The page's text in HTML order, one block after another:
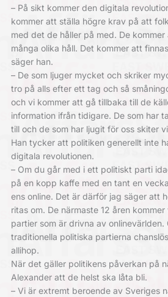
– På sikt kommer den digitala
kommer att ställa högre krav på att
med det de håller på med. De
många olika håll. Det kommer att
säger han.
– De som ljuger mycket och skriker
tro på alls efter ett tag och så
och vi kommer att gå tillbaka till de
information ifrån tidigare. De som har
till och de som har ljugit för oss skiter
Han tycker att politiken generellt inte
digitala revolutionen.
– Om du går med i ett politiskt parti
på en kopp kaffe med en tant en
ens online. Det är därför jag säger att
ritas om. De närmaste 12 åren
partier som är drivna av onlinevärlden.
traditionella politiska partierna
allihop.
När det gäller politikens påverkan på
Alexander att de helst ska låta bli.
– Vi är extremt beroende av Sveriges